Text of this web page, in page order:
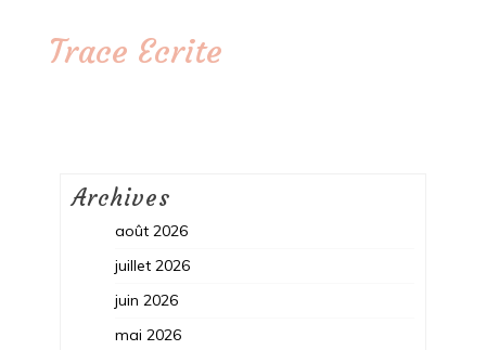
Trace Ecrite
Archives
août 2026
juillet 2026
juin 2026
mai 2026